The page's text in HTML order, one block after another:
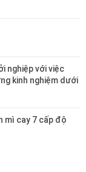
nghiệp với việc
kinh nghiệm dưới
mì cay 7 cấp độ